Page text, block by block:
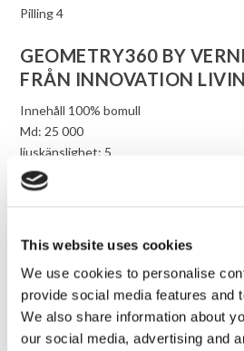
This website uses cookies
We use cookies to personalise
provide social media features and
We also share information about
our social media, advertising and
Pilling 4
GEOMETRY360 BY
FRÅN INNOVATION
Innehåll 100% bomull
Md: 25 000
ljuskänslighet: 5
Pilling(noppning) 5
OCH AMALFI
innehåll 100% Bomull
Md 40 000
ljuskänslighet: 5
Pilling(noppning) 5